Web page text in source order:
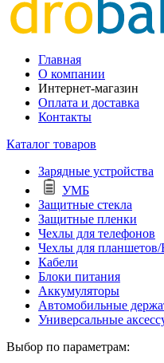
Главная
О компании
Интернет-магазин
Оплата и доставка
Контакты
Каталог товаров
Зарядные устройства
УМБ
Защитные стекла
Защитные пленки
Чехлы для телефонов
Чехлы для планшетов/
Кабели
Блоки питания
Аккумуляторы
Автомобильные
Универсальные
Выбор по параметрам: